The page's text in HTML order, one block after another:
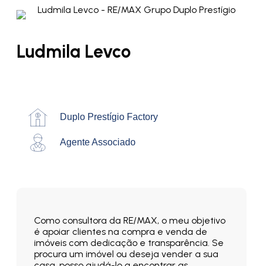
Ludmila Levco
Duplo Prestígio Factory
Agente Associado
Como consultora da RE/MAX, o meu objetivo
é apoiar clientes na compra e venda de
imóveis com dedicação e transparência. Se
procura um imóvel ou deseja vender a sua